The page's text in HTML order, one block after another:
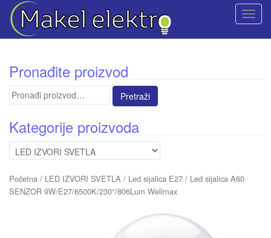
T
Pronađite proizvod
Pretraga
Kategorije proizvoda
Početna / LED IZVORI SVETLA / Led sijalica E27 / Led sijalica A60
SENZOR 9W/E27/6500K/230°/806Lum Wellmax